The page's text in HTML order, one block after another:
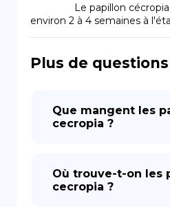
FR
EN
ES
environ 2 à 4 semaines à
Plus de questions
Que mangent les
cecropia ?
Où trouve-t-on les
cecropia ?